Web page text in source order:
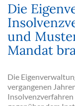
Die
und
Mandat
Die
vergangenen